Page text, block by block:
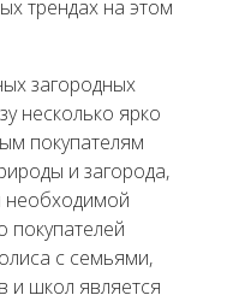
трендах на этом
загородных
несколько ярко
покупателям
и загорода,
необходимой
покупателей
с семьями,
и школ является